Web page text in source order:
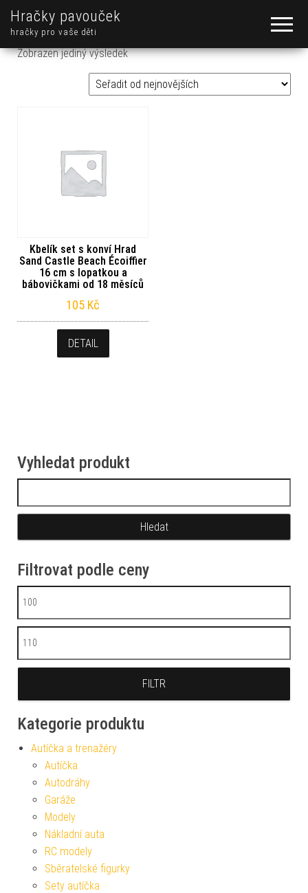
Hračky pavouček
hračky pro vaše děti
Zobrazen jediný výsledek
Kbelík set s konví Hrad
Sand Castle Beach Écoiffier
16 cm s lopatkou a
bábovičkami od 18 měsíců
105 Kč
DETAIL
Vyhledat produkt
Filtrovat podle ceny
Minimální cena
Maximální cena
FILTR
Kategorie produktu
Autíčka a trenažéry
Autíčka
Autodráhy
Garáže
Modely
Nákladní auta
RC modely
Sběratelské figurky
Sety autíčka